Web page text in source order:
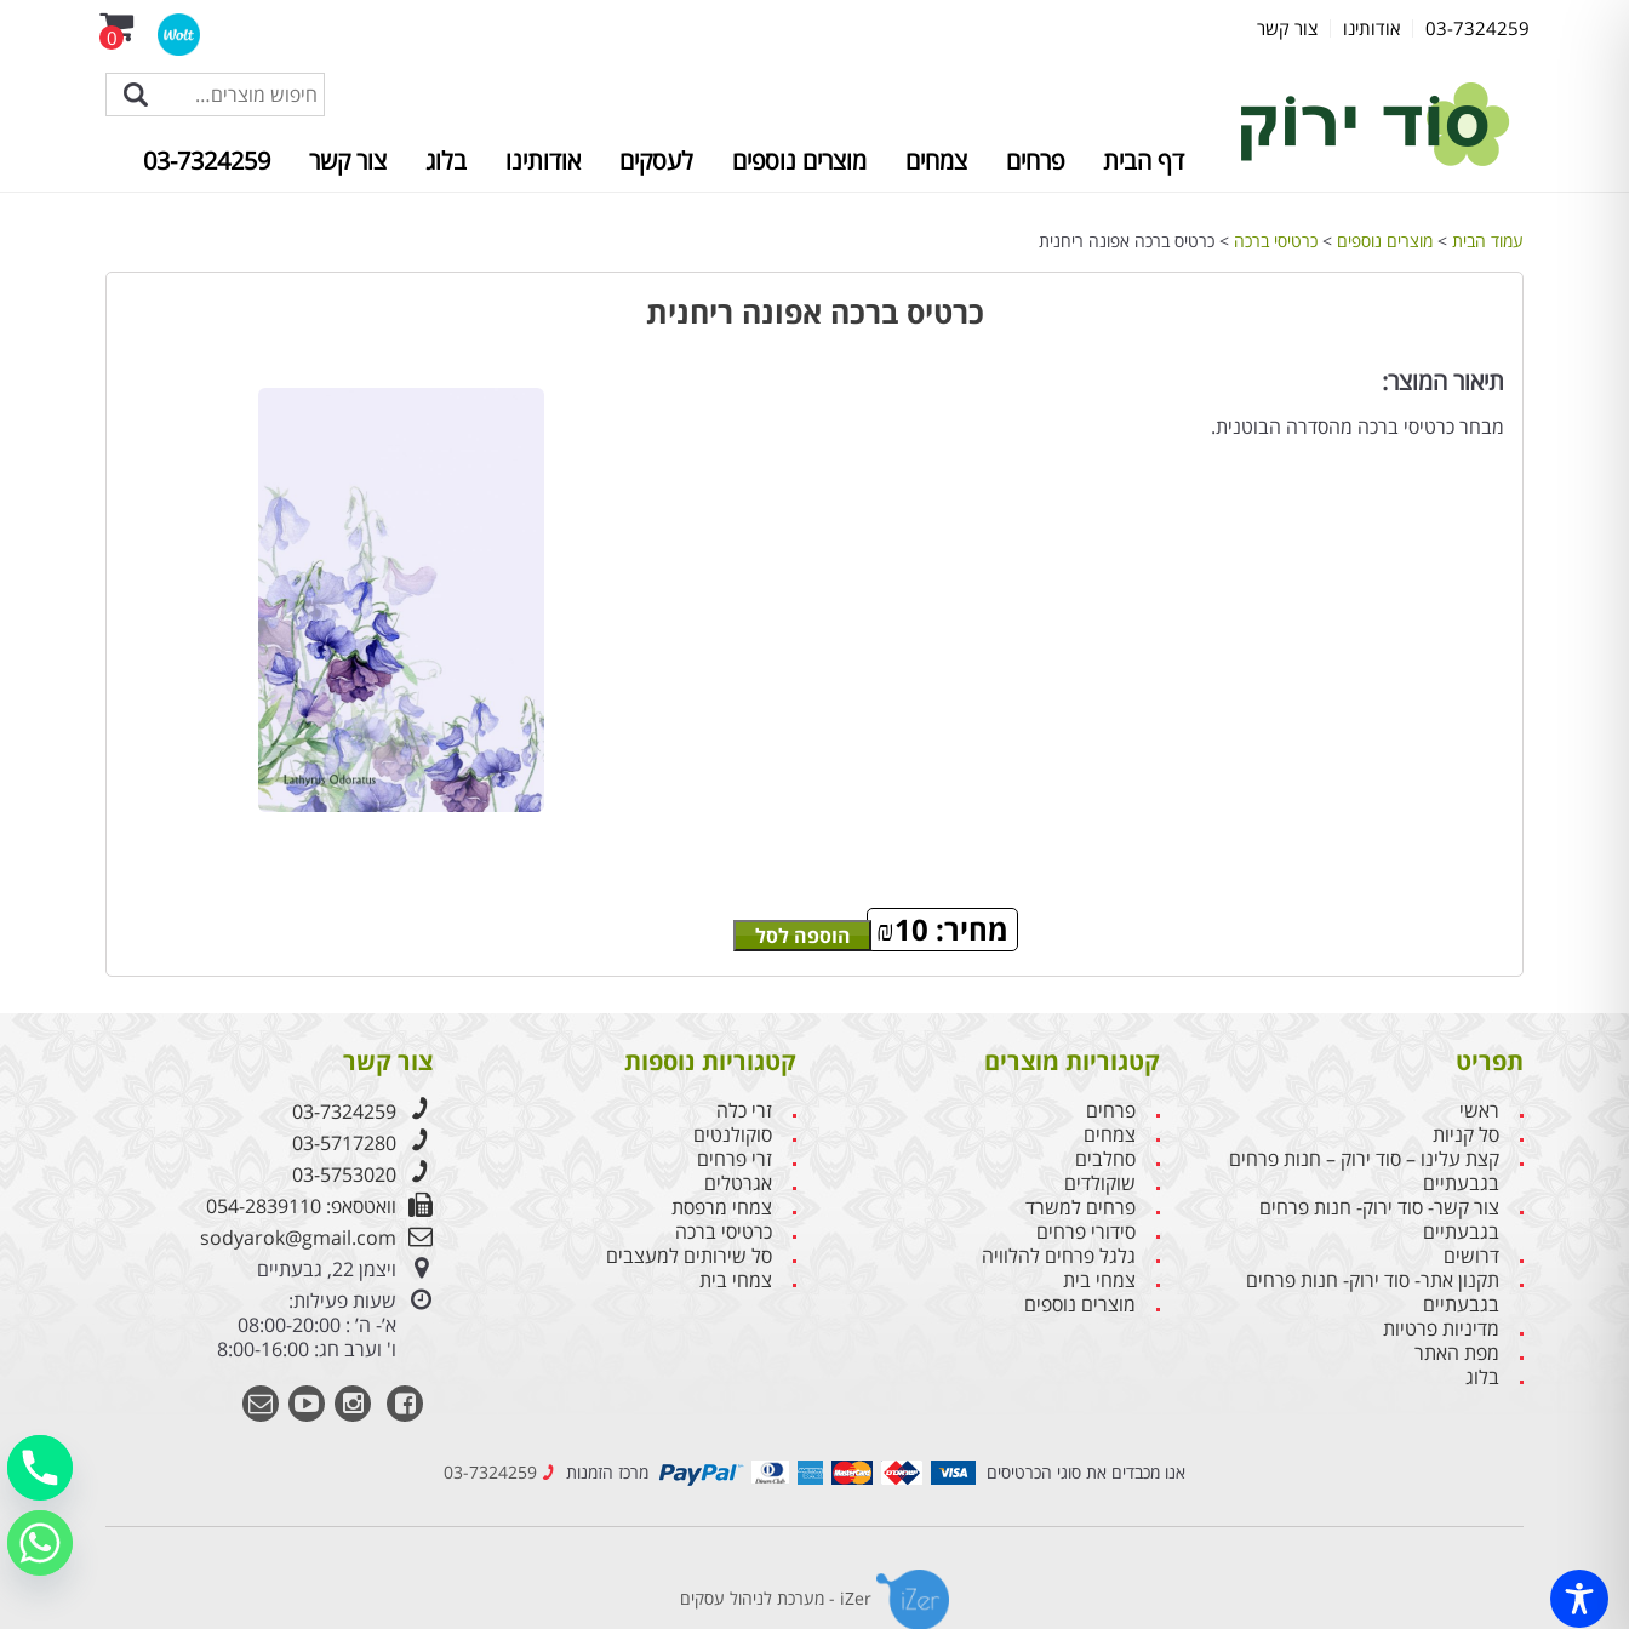
03-7324259 אודותינו צור קשר 0
דף הבית פרחים צמחים מוצרים נוספים לעסקים אודותינו בלוג צור קשר 03-7324259
עמוד הבית > מוצרים נוספים > כרטיסי ברכה > כרטיס ברכה אפונה ריחנית
כרטיס ברכה אפונה ריחנית
תיאור המוצר:
מבחר כרטיסי ברכה מהסדרה הבוטנית.
מחיר: ₪10 הוספה לסל
תפריט
ראשי
סל קניות
קצת עלינו – סוד ירוק – חנות פרחים
בגבעתיים
צור קשר- סוד ירוק- חנות פרחים
בגבעתיים
דרושים
תקנון אתר- סוד ירוק- חנות פרחים
בגבעתיים
מדיניות פרטיות
מפת האתר
בלוג
קטגוריות מוצרים
פרחים
צמחים
סחלבים
שוקולדים
פרחים למשרד
סידורי פרחים
גלגל פרחים להלוויה
צמחי בית
מוצרים נוספים
קטגוריות נוספות
זרי כלה
סוקולנטים
זרי פרחים
אגרטלים
צמחי מרפסת
כרטיסי ברכה
סל שירותים למעצבים
צמחי בית
צור קשר
03-7324259
03-5717280
03-5753020
וואטסאפ: 054-2839110
sodyarok@gmail.com
ויצמן 22, גבעתיים
שעות פעילות:
א’- ה’ : 08:00-20:00
ו' וערב חג: 8:00-16:00
אנו מכבדים את סוגי הכרטיסים מרכז הזמנות
iZer - מערכת לניהול עסקים